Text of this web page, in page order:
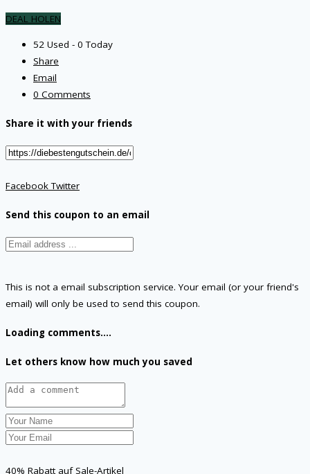
DEAL HOLEN
52 Used - 0 Today
Share
Email
0 Comments
Share it with your friends
FacebookTwitter
Send this coupon to an email
This is not a email subscription service. Your email (or your friend's
email) will only be used to send this coupon.
Loading comments....
Let others know how much you saved
40% Rabatt auf Sale-Artikel